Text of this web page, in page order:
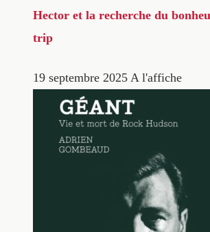
Hector et la recherche du
trip
19 septembre 2025 A l'affiche